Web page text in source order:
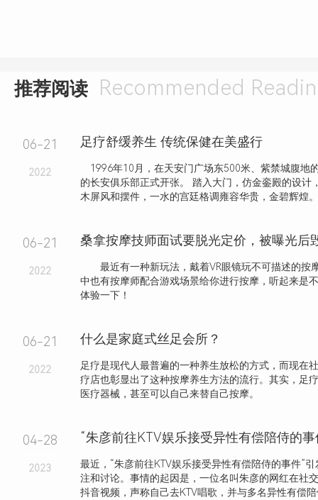
推荐阅读 Recommended
06-21
2022
足疗舒缓养生 传统保健在美盛行
1996年10月，在天安门广场东500米、紫禁城腹地
的长安俱乐部正式开张。 踏入大门，仿金銮殿的设计
木屏风和摆件，一水的宫廷格调雍容华贵，金碧辉煌。
06-21
2022
桑拿按摩技师面试要脱光定价，被曝光后
最近有一种新玩法，戴着VR眼镜玩不可描述的按
中也有按摩师配合游戏场景给你进行按摩，听起来是
体验一下！
06-21
2022
什么是家庭式丝足会所？
足疗是现代人最普遍的一种养生放松的方式，而现在
疗店也彰显出了这种按摩养生方法的流行。其实，足
医疗器械，甚至可以自己来替自己按摩。
04-28
2023
“朱彦前往KTV娱乐接受异性有偿陪侍的
最近，“朱彦前往KTV娱乐接受异性有偿陪侍的事件”
注和讨论。事情的起因是，一位名叫朱彦的网红在社
抖音视频，声称自己去KTV唱歌，并与多名异性有偿陪